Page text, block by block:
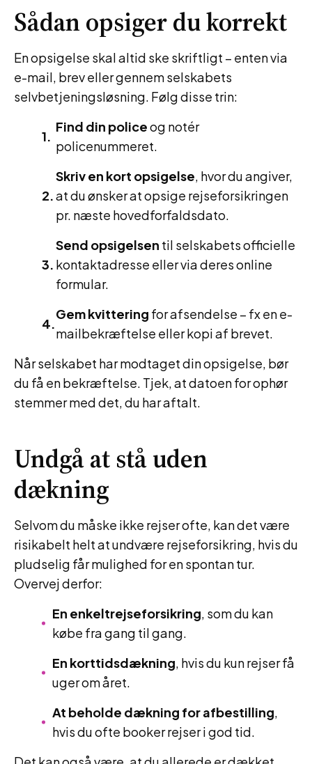
Sådan opsiger du korrekt
En opsigelse skal altid ske skriftligt – enten via
e-mail, brev eller gennem selskabets
selvbetjeningsløsning. Følg disse trin:
Find din policeog notér
policenummeret.
Skriv en kort opsigelse, hvor du angiver,
at du ønsker at opsige rejseforsikringen
pr. næste hovedforfaldsdato.
Send opsigelsen til selskabets officielle
kontaktadresse eller via deres online
formular.
Gem kvittering for afsendelse – fx en e-
mailbekræftelse eller kopi af brevet.
Når selskabet har modtaget din opsigelse, bør
du få en bekræftelse. Tjek, at datoen for ophør
stemmer med det, du har aftalt.
Undgå at stå uden
dækning
Selvom du måske ikke rejser ofte, kan det være
risikabelt helt at undvære rejseforsikring, hvis du
pludselig får mulighed for en spontan tur.
Overvej derfor:
En enkeltrejseforsikring, som du kan
købe fra gang til gang.
En korttidsdækning, hvis du kun rejser få
uger om året.
At beholde dækning for afbestilling,
hvis du ofte booker rejser i god tid.